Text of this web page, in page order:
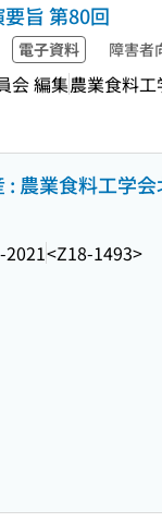
旨 第80回
電子資料 障害者
会 編集農業食料工
農業食料工学
2021<Z18-1493>